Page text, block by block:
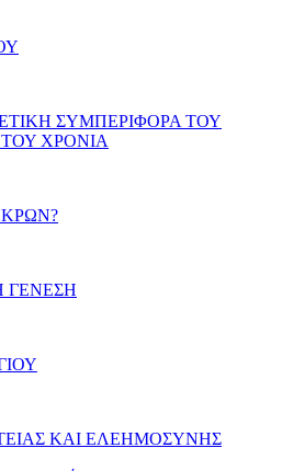
ΣΥΜΠΕΡΙΦΟΡΑ ΤΟΥ
ΧΡΟΝΙΑ
ΓΕΝΕΣΗ
ΚΑΙ ΕΛΕΗΜΟΣΥΝΗΣ